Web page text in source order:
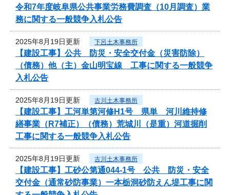
令和7年度岐阜県公共事業労務費調査（10月調査）業
務に関する一般競争入札公告
2025年8月19日更新 下呂土木事務所
【建設工事】公共 防災・安全交付金（災害防除）
（債務）他（主）金山明宝線 工事に関する一般競争
入札公告
2025年8月19日更新 古川土木事務所
【建設工事】工河単第河修H1号 県単 河川維持修
繕事業（R7補正）（債務）荒城川（是重）河道掘削
工事に関する一般競争入札公告
2025年8月19日更新 古川土木事務所
【建設工事】工砂公第通044-1号 公共 防災・安全
交付金（通常砂防事業）一本栃洞砂防えん堤工事に関